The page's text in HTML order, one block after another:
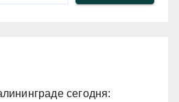
сегодня: